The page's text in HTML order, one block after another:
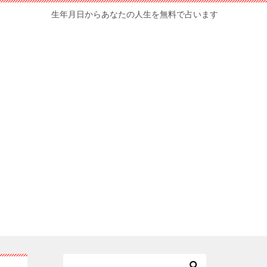
生年月日からあなたの人生を無料で占います